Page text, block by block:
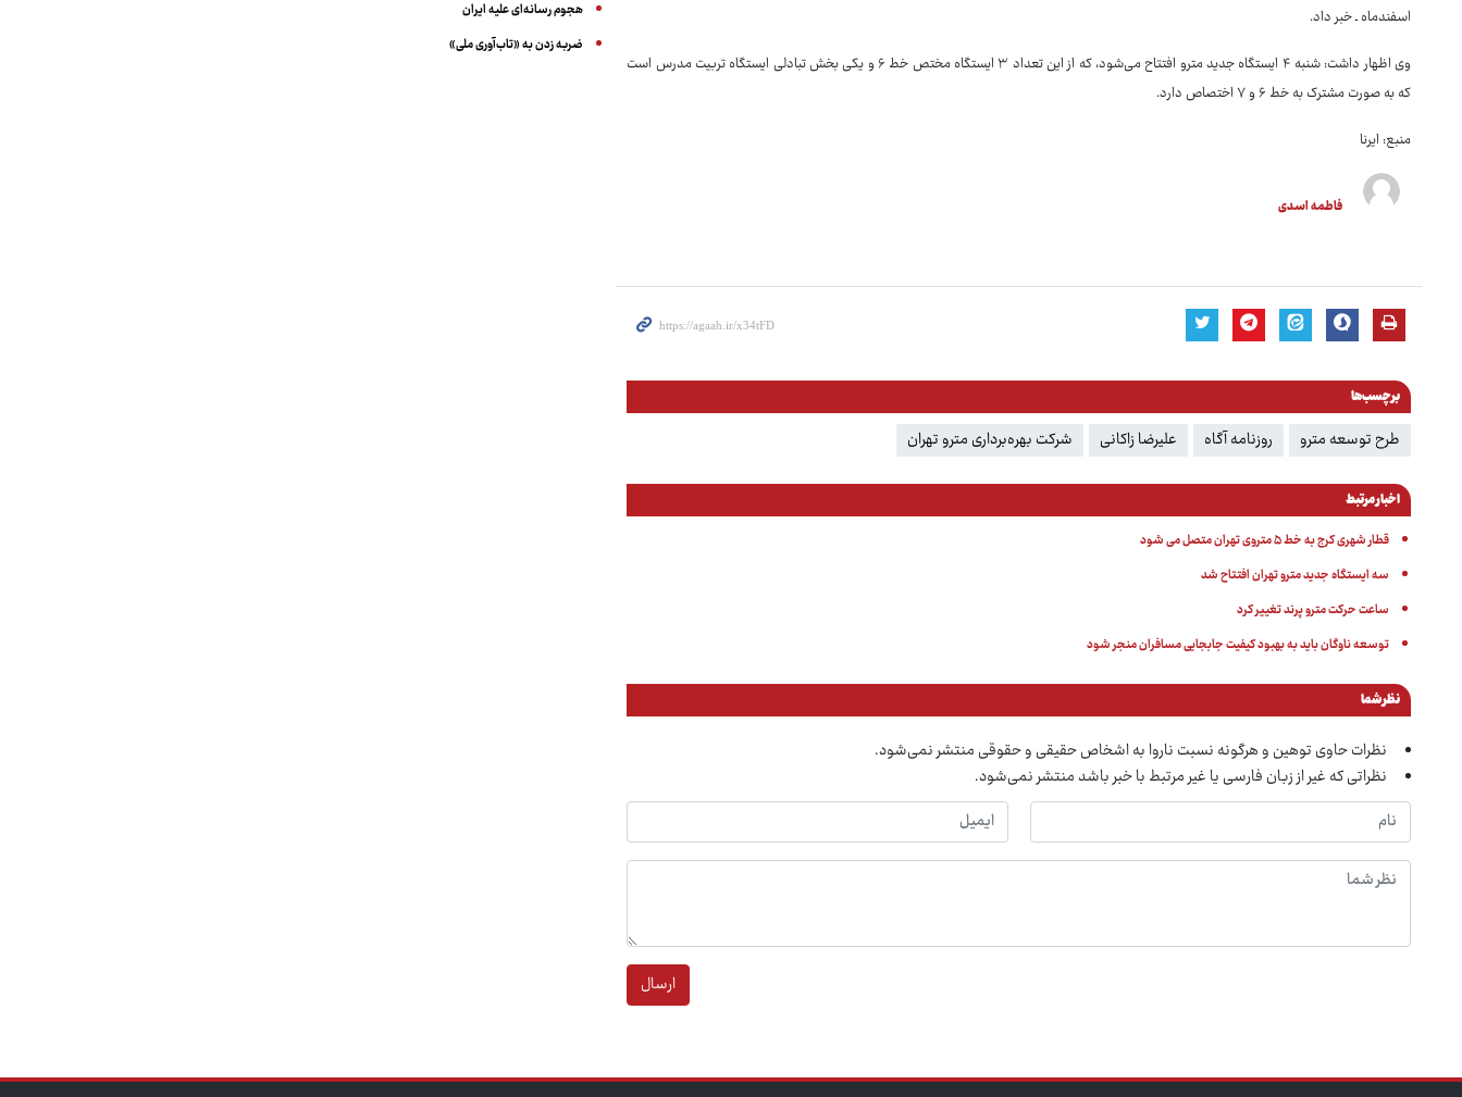
اسفندماه ـ خبر داد.
وی اظهار داشت: شنبه ۴ ایستگاه جدید مترو افتتاح می‌شود، که از این تعداد ۳ ایستگاه مختص خط ۶ و یکی بخش تبادلی ایستگاه تربیت مدرس است
که به صورت مشترک به خط ۶ و ۷ اختصاص دارد.
منبع: ایرنا
فاطمه اسدی
برچسب‌ها
طرح توسعه مترو روزنامه آگاه علیرضا زاکانی شرکت بهره‌برداری مترو تهران
اخبار مرتبط
قطار شهری کرج به خط ۵ متروی تهران متصل می شود
سه ایستگاه جدید مترو تهران افتتاح شد
ساعت حرکت مترو پرند تغییر کرد
توسعه ناوگان باید به بهبود کیفیت جابجایی مسافران منجر شود
نظر شما
نظرات حاوی توهین و هرگونه نسبت ناروا به اشخاص حقیقی و حقوقی منتشر نمی‌شود.
نظراتی که غیر از زبان فارسی یا غیر مرتبط با خبر باشد منتشر نمی‌شود.
ارسال
هجوم رسانه‌ای علیه ایران
ضربه زدن به «تاب‌آوری ملی»